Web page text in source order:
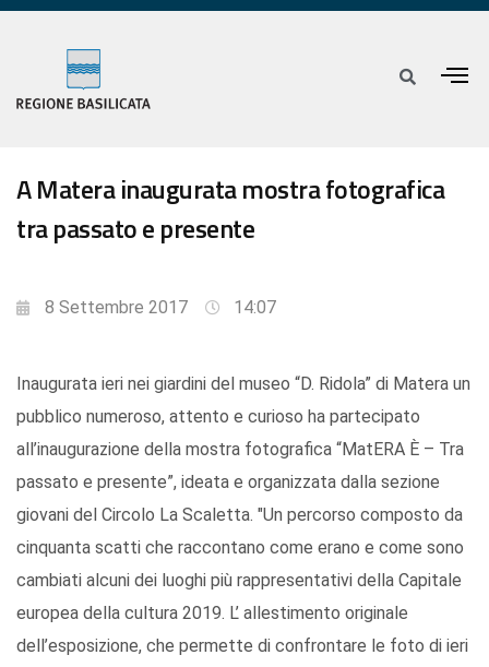
A Matera inaugurata mostra fotografica
tra passato e presente
8 Settembre 2017 14:07
Inaugurata ieri nei giardini del museo “D. Ridola” di Matera un
pubblico numeroso, attento e curioso ha partecipato
all’inaugurazione della mostra fotografica “MatERA È – Tra
passato e presente”, ideata e organizzata dalla sezione
giovani del Circolo La Scaletta. "Un percorso composto da
cinquanta scatti che raccontano come erano e come sono
cambiati alcuni dei luoghi più rappresentativi della Capitale
europea della cultura 2019. L’ allestimento originale
dell’esposizione, che permette di confrontare le foto di ieri